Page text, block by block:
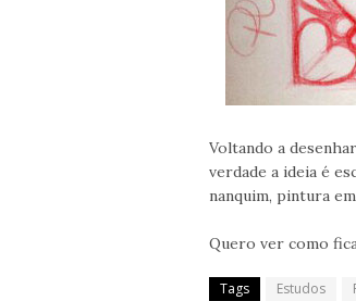
Voltando a
verdade a ideia é
nanquim, pintura
Quero ver como
Tags Estudos